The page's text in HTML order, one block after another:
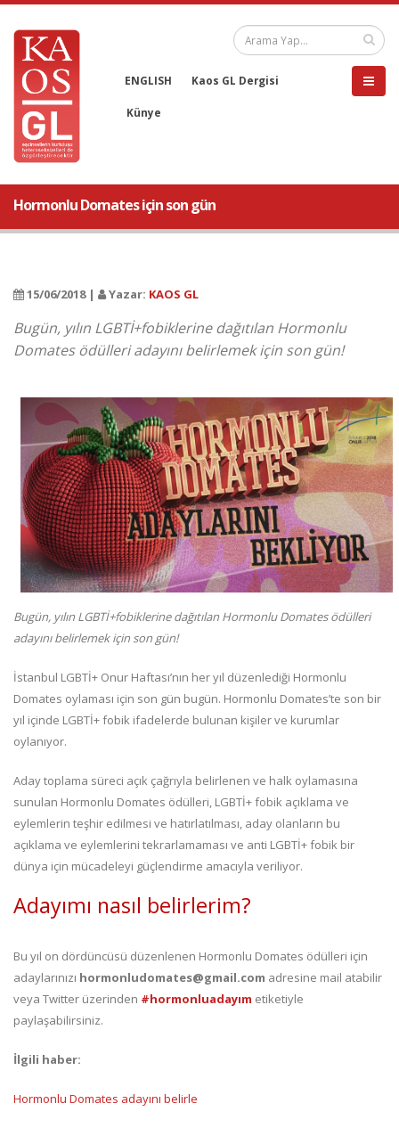
ENGLISH Kaos GL Dergisi
Künye
Hormonlu Domates için son gün
15/06/2018 | Yazar: KAOS GL
Bugün, yılın LGBTİ+fobiklerine dağıtılan Hormonlu
Domates ödülleri adayını belirlemek için son gün!
Bugün, yılın LGBTİ+fobiklerine dağıtılan Hormonlu Domates ödülleri
adayını belirlemek için son gün!
İstanbul LGBTİ+ Onur Haftası’nın her yıl düzenlediği Hormonlu
Domates oylaması için son gün bugün. Hormonlu Domates’te son bir
yıl içinde LGBTİ+ fobik ifadelerde bulunan kişiler ve kurumlar
oylanıyor.
Aday toplama süreci açık çağrıyla belirlenen ve halk oylamasına
sunulan Hormonlu Domates ödülleri, LGBTİ+ fobik açıklama ve
eylemlerin teşhir edilmesi ve hatırlatılması, aday olanların bu
açıklama ve eylemlerini tekrarlamaması ve anti LGBTİ+ fobik bir
dünya için mücadeleyi güçlendirme amacıyla veriliyor.
Adayımı nasıl belirlerim?
Bu yıl on dördüncüsü düzenlenen Hormonlu Domates ödülleri için
adaylarınızı hormonludomates@gmail.com adresine mail atabilir
veya Twitter üzerinden #hormonluadayım etiketiyle
paylaşabilirsiniz.
İlgili haber:
Hormonlu Domates adayını belirle